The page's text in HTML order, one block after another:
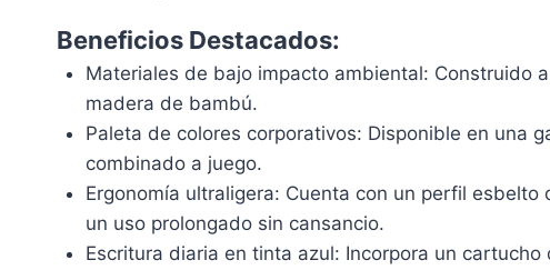
Beneficios Destacados:
Materiales de bajo impacto ambiental: Construido
madera de bambú.
Paleta de colores corporativos: Disponible en una
combinado a juego.
Ergonomía ultraligera: Cuenta con un perfil
un uso prolongado sin cansancio.
Escritura diaria en tinta azul: Incorpora un